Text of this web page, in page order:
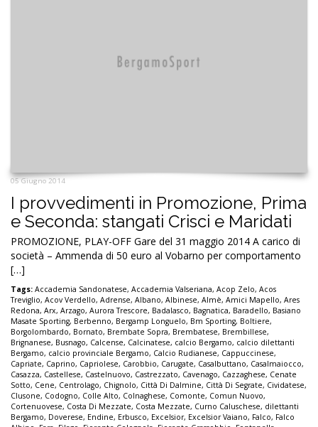
05 Giugno 2014
I provvedimenti in Promozione, Prima
e Seconda: stangati Crisci e Maridati
PROMOZIONE, PLAY-OFF Gare del 31 maggio 2014 A carico di
società – Ammenda di 50 euro al Vobarno per comportamento
[…]
Tags: Accademia Sandonatese, Accademia Valseriana, Acop Zelo, Acos
Treviglio, Acov Verdello, Adrense, Albano, Albinese, Almè, Amici Mapello, Ares
Redona, Arx, Arzago, Aurora Trescore, Badalasco, Bagnatica, Baradello, Basiano
Masate Sporting, Berbenno, Bergamp Longuelo, Bm Sporting, Boltiere,
Borgolombardo, Bornato, Brembate Sopra, Brembatese, Brembillese,
Brignanese, Busnago, Calcense, Calcinatese, calcio Bergamo, calcio dilettanti
Bergamo, calcio provinciale Bergamo, Calcio Rudianese, Cappuccinese,
Capriate, Caprino, Capriolese, Carobbio, Carugate, Casalbuttano, Casalmaiocco,
Casazza, Castellese, Castelnuovo, Castrezzato, Cavenago, Cazzaghese, Cenate
Sotto, Cene, Centrolago, Chignolo, Città Di Dalmine, Città Di Segrate, Cividatese,
Clusone, Codogno, Colle Alto, Colnaghese, Comonte, Comun Nuovo,
Cortenuovese, Costa Di Mezzate, Costa Mezzate, Curno Caluschese, dilettanti
Bergamo, Doverese, Endine, Erbusco, Excelsior, Excelsior Vaiano, Falco, Falco